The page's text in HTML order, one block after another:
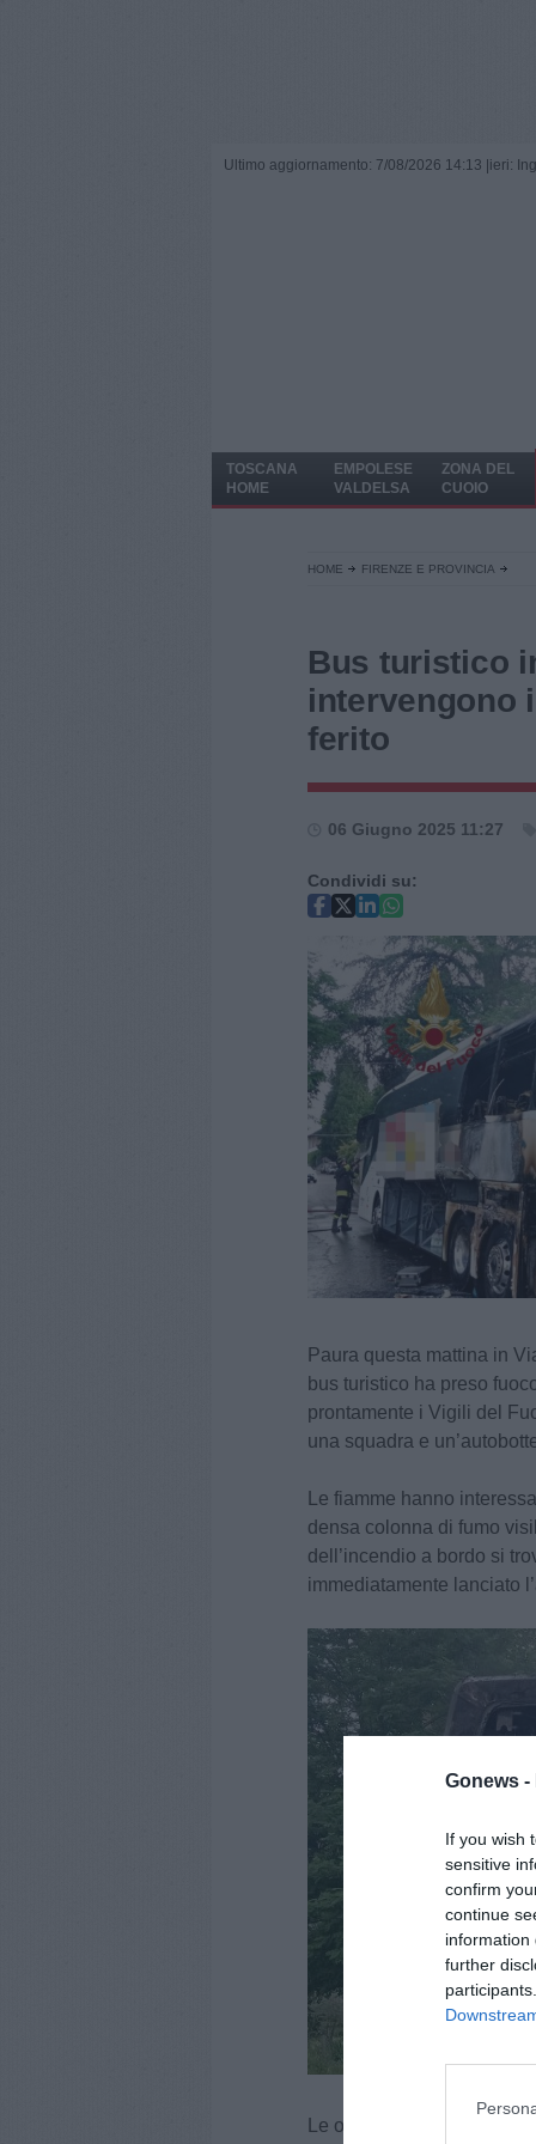
Gonews -
If you wish
sensitive
confirm
continue
information
further
Ultimo aggiornamento: 7/08/2026 14:13 | ieri:
TOSCANA
HOME
EMPOLESE
VALDELSA
ZONA DEL
CUOIO
HOME FIRENZE E PROVINCIA
Bus turistico
intervengono
ferito
06 Giugno 2025 11:27
Condividi su:
Paura questa mattina in
bus turistico ha preso
prontamente i Vigili del
una squadra e
Le fiamme hanno
densa colonna di fumo
dell’incendio a bordo si
immediatamente lanciato
Le operazioni di